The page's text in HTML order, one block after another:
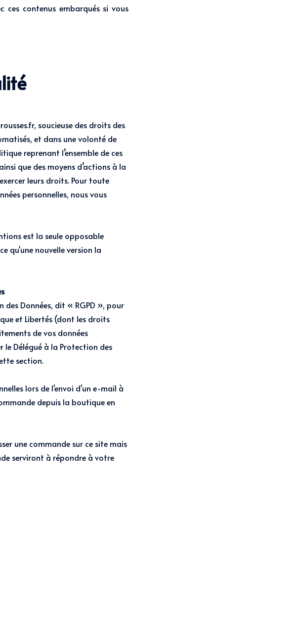
ces contenus embarqués si vous
soucieuse des droits des
et dans une volonté de
reprenant l’ensemble de ces
que des moyens d’actions à la
leurs droits. Pour toute
personnelles, nous vous
est la seule opposable
qu'une nouvelle version la
Données, dit « RGPD », pour
et Libertés (dont les droits
de vos données
le Délégué à la Protection des
section.
lors de l'envoi d'un e-mail à
depuis la boutique en
une commande sur ce site mais
serviront à répondre à votre